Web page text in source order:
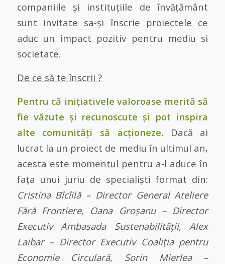
companiile și instituțiile de învățământ
sunt invitate sa-și înscrie proiectele ce
aduc un impact pozitiv pentru mediu si
societate.
De ce să te înscrii ?
Pentru că inițiativele valoroase merită să
fie văzute și recunoscute și pot inspira
alte comunități să acționeze. Dacă ai
lucrat la un proiect de mediu în ultimul an,
acesta este momentul pentru a-l aduce în
fața unui juriu de specialiști format din:
Cristina Bîcîilă – Director General Ateliere
Fără Frontiere, Oana Groșanu – Director
Executiv Ambasada Sustenabilității, Alex
Laibar – Director Executiv Coaliția pentru
Economie Circulară, Sorin Mierlea –